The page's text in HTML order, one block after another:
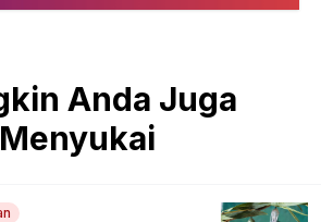
Anda Juga
Menyukai